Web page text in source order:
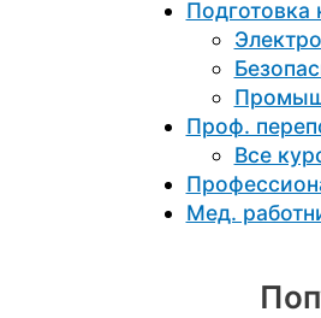
Подготовка
Проф.
Все
Мед.